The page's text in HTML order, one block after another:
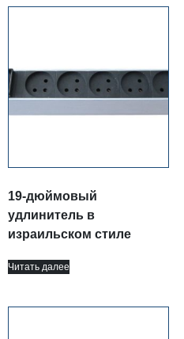
19-дюймовый
удлинитель в
израильском стиле
Читать далее